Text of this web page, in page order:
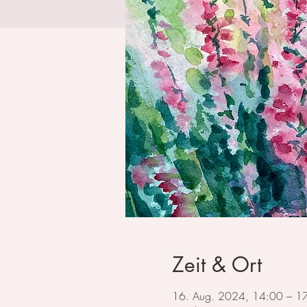
Zeit & Ort
16. Aug. 2024, 14:00 –